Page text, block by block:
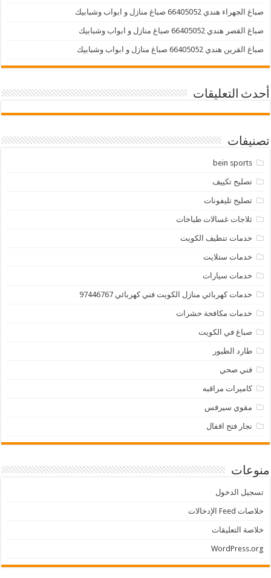
صباغ الجهراء هندي 66405052 صباغ منازل و ابواب وشبابيك
صباغ القصر هندي 66405052 صباغ منازل و ابواب وشبابيك
صباغ القرين هندي 66405052 صباغ منازل و ابواب وشبابيك
أحدث التعليقات
تصنيفات
bein sports
تصليح تكييف
تصليح تليفونات
ثلاجات غسالات طباخات
خدمات تنظيف الكويت
خدمات ستلايت
خدمات سيارات
خدمات كهربائي منازل الكويت فني كهربائي 97446767
خدمات مكافحة حشرات
صباغ في الكويت
طارد الطيور
فني صحي
كاميرات مراقبه
مقوي سيرفس
نجار فتح اقفال
منوعات
تسجيل الدخول
خلاصات Feed الإدخالات
خلاصة التعليقات
WordPress.org